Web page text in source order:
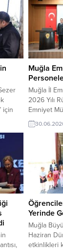
13
ait
düzenledi.
Ahmet
Belediyesi
sahne
eşliğinde
için
İlçe
Muğla
Muğla İl
2026 Yılı
Emniyet
Karadeniz’in
törende,
üst
kazanan
yeni
Emniyet
özveriyle
başarı
terfileri
Yerinde
Muğla
Haziran
etkinlikleri